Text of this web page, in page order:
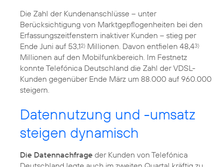
Die Zahl der Kundenanschlüsse – unter
Berücksichtigung von Marktgepflogenheiten bei den
Erfassungszeitfenstern inaktiver Kunden – stieg per
Ende Juni auf 53,12) Millionen. Davon entfielen 48,43)
Millionen auf den Mobilfunkbereich. Im Festnetz
konnte Telefónica Deutschland die Zahl der VDSL-
Kunden gegenüber Ende März um 88.000 auf 960.000
steigern.
Datennutzung und -umsatz
steigen dynamisch
Die Datennachfrage der Kunden von Telefónica